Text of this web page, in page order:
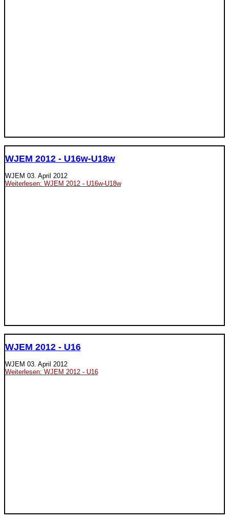
WJEM 2012 - U16w-U18w
WJEM 03. April 2012
Weiterlesen: WJEM 2012 - U16w-U18w
WJEM 2012 - U16
WJEM 03. April 2012
Weiterlesen: WJEM 2012 - U16